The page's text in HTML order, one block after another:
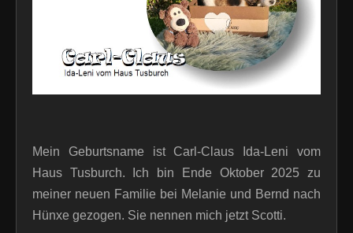
Mein Geburtsname ist Carl-Claus Ida-Leni vom
Haus Tusburch. Ich bin Ende Oktober 2025 zu
meiner neuen Familie bei Melanie und Bernd nach
Hünxe gezogen. Sie nennen mich jetzt Scotti.